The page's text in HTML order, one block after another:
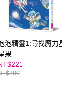
泡精靈1:尋找魔力
果